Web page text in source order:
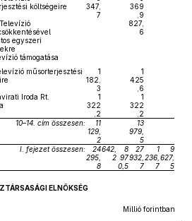
költségeire
347,
7
369
,9
egyszeri
827,
6
támogatása
műsorterjesztési
1
182,
3
1
425
,6
Iroda Rt.
1
322
,2
1
322
,2
10–14. cím összesen:
11
129,
2
13
979,
5
I. fejezet összesen:
24
295,
8
642,
2
8
97
0,5
27
932,
7
1
236,
7
9
627,
5
ELNÖKSÉG
Millió forintban